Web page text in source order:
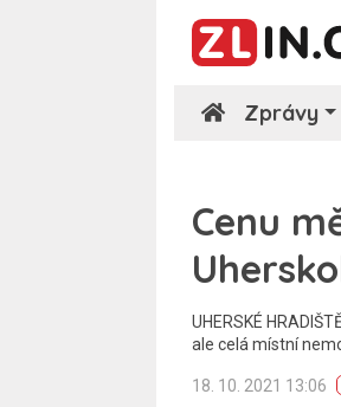
Zprávy
Cenu
UHERSKÉ
ale celá místní
18. 10. 2021 13:06